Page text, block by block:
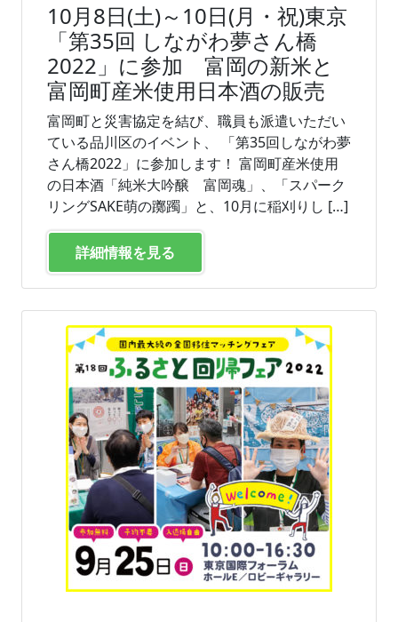
10月8日(土)～10日(月・祝)東京
「第35回 しながわ夢さん橋
2022」に参加 富岡の新米と
富岡町産米使用日本酒の販売
富岡町と災害協定を結び、職員も派遣いただい
ている品川区のイベント、 「第35回しながわ夢
さん橋2022」に参加します！ 富岡町産米使用
の日本酒「純米大吟醸 富岡魂」、「スパーク
リングSAKE萌の躑躅」と、10月に稲刈りし […]
詳細情報を見る